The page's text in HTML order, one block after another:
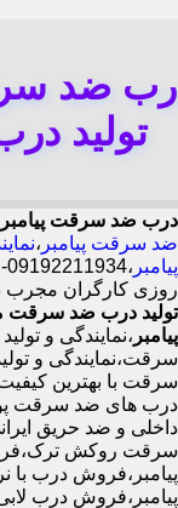
ضد
تولید
درب ضد سرقت پیامبر
ضد سرقت پیامبر ،
پیامبر
روزی کارگران مجرب
تولید درب ضد سرقت
پیامبر ،نمایندگی و
سرقت،نمایندگی و
سرقت با بهترین
درب های ضد سرقت
داخلی و ضد حریق
سرقت روکش
پیامبر،فروش درب
پیامبر،فروش درب